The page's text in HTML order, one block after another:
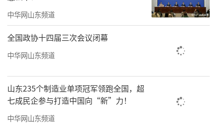
中华网山东频道
全国政协十四届三次会议闭幕
中华网山东频道
山东235个制造业单项冠军领跑全国，超
七成民企参与打造中国向“新”力！
中华网山东频道